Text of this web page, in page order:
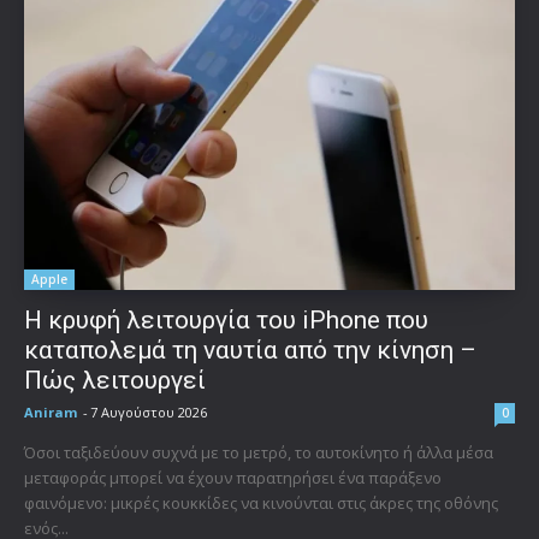
Apple
Η κρυφή λειτουργία του iPhone που
καταπολεμά τη ναυτία από την κίνηση –
Πώς λειτουργεί
Aniram - 7 Αυγούστου 2026 0
Όσοι ταξιδεύουν συχνά με το μετρό, το αυτοκίνητο ή άλλα μέσα
μεταφοράς μπορεί να έχουν παρατηρήσει ένα παράξενο
φαινόμενο: μικρές κουκκίδες να κινούνται στις άκρες της οθόνης
ενός...